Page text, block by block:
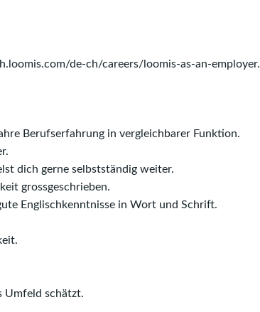
de-ch/careers/loomis-as-an-employer.
Berufserfahrung in vergleichbarer Funktion.
dich gerne selbstständig weiter.
grossgeschrieben.
Englischkenntnisse in Wort und Schrift.
Umfeld schätzt.